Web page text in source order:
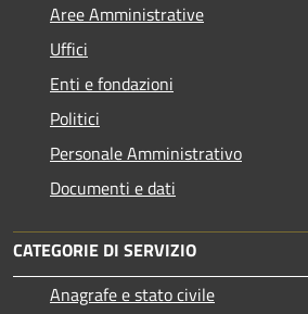
Aree Amministrative
Uffici
Enti e fondazioni
Politici
Personale Amministrativo
Documenti e dati
CATEGORIE DI SERVIZIO
Anagrafe e stato civile